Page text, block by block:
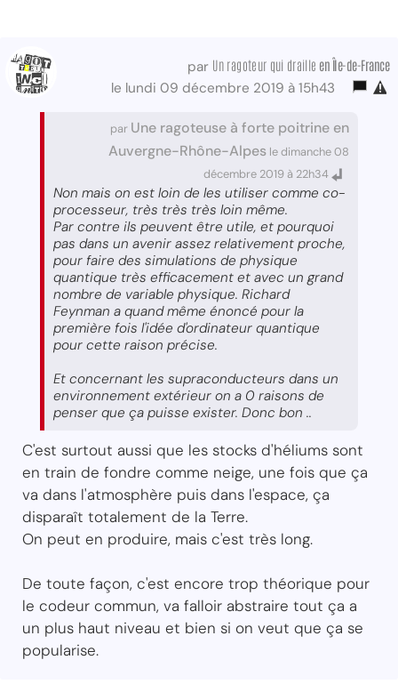
par Un ragoteur qui draille en Île-de-France
le lundi 09 décembre 2019 à 15h43
par Une ragoteuse à forte poitrine en
Auvergne-Rhône-Alpes le dimanche 08
décembre 2019 à 22h34
Non mais on est loin de les utiliser comme co-
processeur, très très très loin même.
Par contre ils peuvent être utile, et pourquoi
pas dans un avenir assez relativement proche,
pour faire des simulations de physique
quantique très efficacement et avec un grand
nombre de variable physique. Richard
Feynman a quand même énoncé pour la
première fois l'idée d'ordinateur quantique
pour cette raison précise.
Et concernant les supraconducteurs dans un
environnement extérieur on a 0 raisons de
penser que ça puisse exister. Donc bon ..
C'est surtout aussi que les stocks d'héliums sont
en train de fondre comme neige, une fois que ça
va dans l'atmosphère puis dans l'espace, ça
disparaît totalement de la Terre.
On peut en produire, mais c'est très long.
De toute façon, c'est encore trop théorique pour
le codeur commun, va falloir abstraire tout ça a
un plus haut niveau et bien si on veut que ça se
popularise.